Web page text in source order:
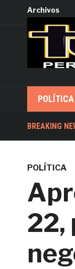
Archivos
POLÍTICA
BREAKING
Acusados por
POLÍTICA
22,